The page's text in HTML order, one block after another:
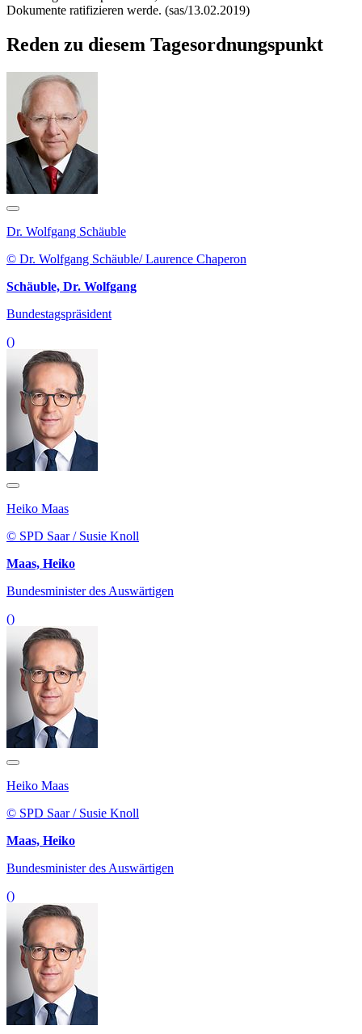
Dokumente ratifizieren werde. (sas/13.02.2019)
Reden zu diesem Tagesordnungspunkt
Dr. Wolfgang Schäuble
© Dr. Wolfgang Schäuble/ Laurence Chaperon
Schäuble, Dr. Wolfgang
Bundestagspräsident
()
Heiko Maas
© SPD Saar / Susie Knoll
Maas, Heiko
Bundesminister des Auswärtigen
()
Heiko Maas
© SPD Saar / Susie Knoll
Maas, Heiko
Bundesminister des Auswärtigen
()